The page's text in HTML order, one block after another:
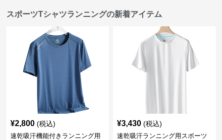
スポーツTシャツランニングの新着アイテム
¥2,800 (税込)
速乾吸汗機能付きランニング用
¥3,430 (税込)
速乾吸汗ランニング用スポーツ